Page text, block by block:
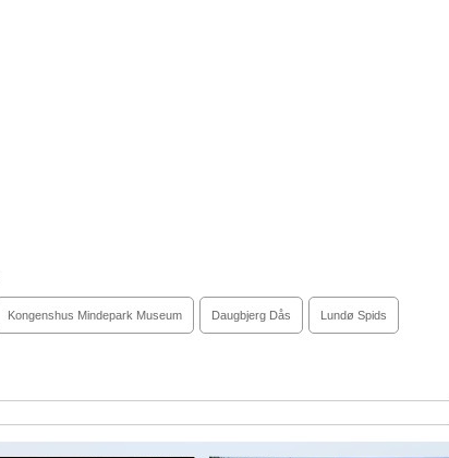
Kongenshus Mindepark Museum Daugbjerg Dås Lundø Spids